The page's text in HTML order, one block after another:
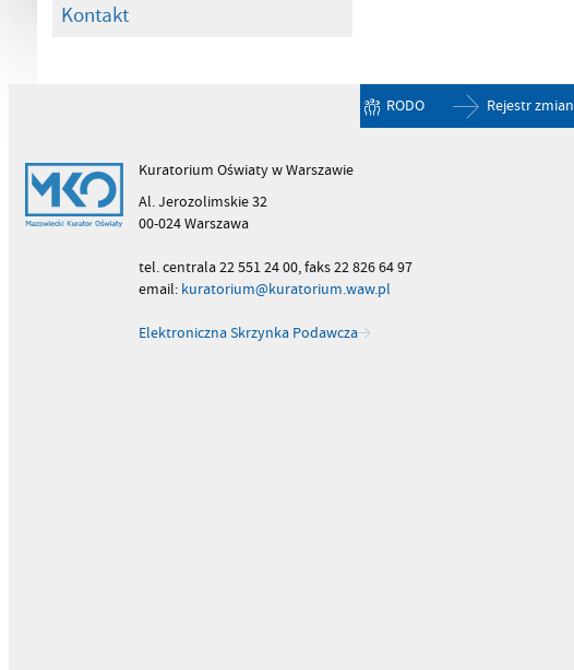
Kontakt
RODO Rejestr zmian
Kuratorium Oświaty w Warszawie
Al. Jerozolimskie 32
00-024 Warszawa
tel. centrala 22 551 24 00, faks 22 826 64 97
email: kuratorium@kuratorium.waw.pl
Elektroniczna Skrzynka Podawcza